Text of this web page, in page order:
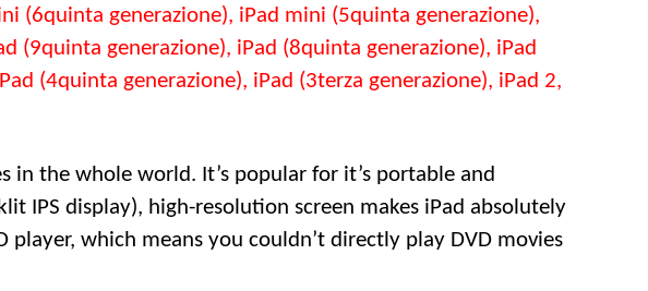
e
iPad
Pro/Air/mini
(6quinta generazione), iPad mini (5quinta generazione),
(9quinta generazione), iPad (8quinta generazione), iPad
(4quinta generazione), iPad (3terza generazione), iPad 2,
in the whole world. It’s popular for it’s portable and
IPS display), high-resolution screen makes iPad absolutely
player, which means you couldn’t directly play DVD movies